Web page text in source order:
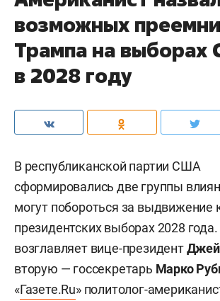
возможных
Трампа на
в 2028 году
В республиканской партии США
сформировались две группы
могут побороться за выдвижение
президентских выборах 2028
возглавляет вице-президентДжей
вторую — госсекретарь Марко
«Газете.Ru» политолог-